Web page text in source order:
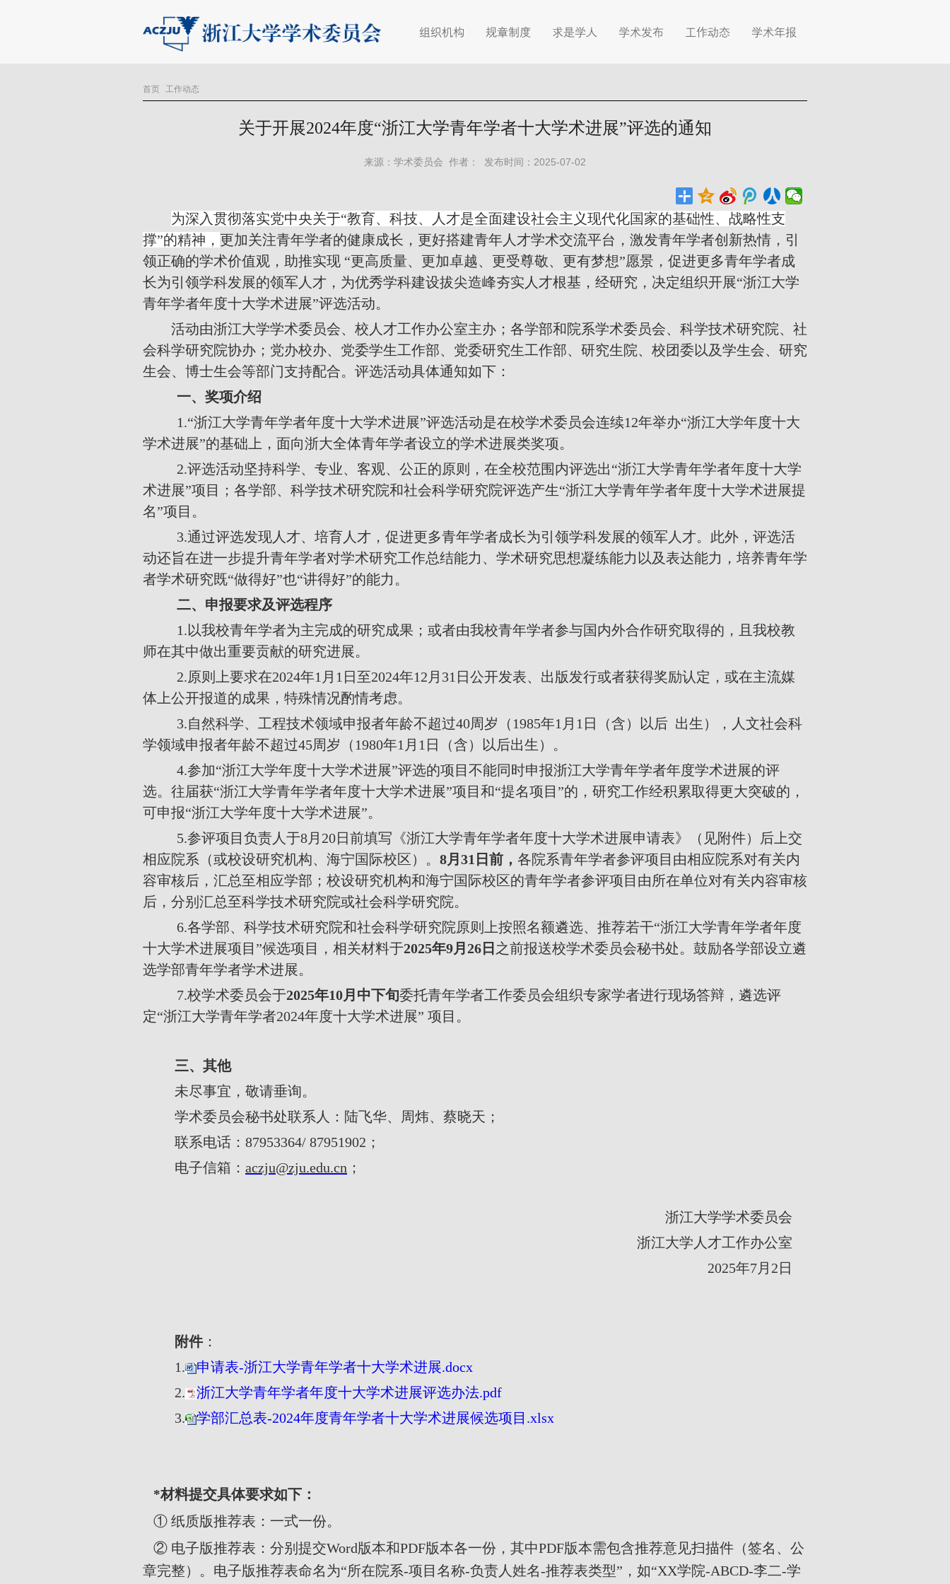
组织机构 规章制度 求是学人 学术发布 工作动态 学术年报
首页 工作动态
关于开展2024年度“浙江大学青年学者十大学术进展”评选的通知
来源：学术委员会 作者： 发布时间：2025-07-02
为深入贯彻落实党中央关于“教育、科技、人才是全面建设社会主义现代化国家的基础性、战略性支
撑”的精神， 更加关注青年学者的健康成长，更好搭建青年人才学术交流平台，激发青年学者创新热情，引
领正确的学术价值观，助推实现 “更高质量、更加卓越、更受尊敬、更有梦想”愿景，促进更多青年学者成
长为引领学科发展的领军人才，为优秀学科建设拔尖造峰夯实人才根基，经研究，决定组织开展“浙江大学
青年学者年度十大学术进展”评选活动。
活动由浙江大学学术委员会、校人才工作办公室主办；各学部和院系学术委员会、科学技术研究院、社
会科学研究院协办；党办校办、党委学生工作部、党委研究生工作部、研究生院、校团委以及学生会、研究
生会、博士生会等部门支持配合。评选活动具体通知如下：
一、奖项介绍
1.“浙江大学青年学者年度十大学术进展”评选活动是在校学术委员会连续12年举办“浙江大学年度十大
学术进展”的基础上，面向浙大全体青年学者设立的学术进展类奖项。
2.评选活动坚持科学、专业、客观、公正的原则，在全校范围内评选出“浙江大学青年学者年度十大学
术进展”项目；各学部、科学技术研究院和社会科学研究院评选产生“浙江大学青年学者年度十大学术进展提
名”项目。
3.通过评选发现人才、培育人才，促进更多青年学者成长为引领学科发展的领军人才。此外，评选活
动还旨在进一步提升青年学者对学术研究工作总结能力、学术研究思想凝练能力以及表达能力，培养青年学
者学术研究既“做得好”也“讲得好”的能力。
二、申报要求及评选程序
1.以我校青年学者为主完成的研究成果；或者由我校青年学者参与国内外合作研究取得的，且我校教
师在其中做出重要贡献的研究进展。
2.原则上要求在2024年1 月 1 日至2024年12 月 31 日公开发表、出版发行或者获得奖励认定，或在主流媒
体上公开报道的成果，特殊情况酌情考虑。
3.自然科学、工程技术领域申报者年龄不超过40周岁（ 1985年1 月 1 日（含）以后 出生），人文社会科
学领域申报者年龄不超过45周岁（ 1980年1 月 1 日（含）以后出生）。
4.参加“浙江大学年度十大学术进展”评选的项目不能同时申报浙江大学青年学者年度学术进展的评
选。往届获“浙江大学青年学者年度十大学术进展”项目和“提名项目 ”的，研究工作经积累取得更大突破的，
可申报“浙江大学年度十大学术进展”。
5.参评项目负责人于8月 20日前填写《浙江大学青年学者年度十大学术进展申请表》（见附件）后上交
相应院系（或校设研究机构、海宁国际校区）。 8月 31 日前， 各院系青年学者参评项目由相应院系对有关内
容审核后，汇总至相应学部；校设研究机构和海宁国际校区的青年学者参评项目由所在单位对有关内容审核
后，分别汇总至科学技术研究院或社会科学研究院。
6.各学部、科学技术研究院和社会科学研究院原则上按照名额遴选、推荐若干“浙江大学青年学者年度
十大学术进展项目”候选项目，相关材料于2025年9月 26 日 之前报送校学术委员会秘书处。鼓励各学部设立遴
选学部青年学者学术进展。
7.校学术委员会于2025年10月中下旬委托青年学者工作委员会组织专家学者进行现场答辩，遴选评
定“浙江大学青年学者2024年度十大学术进展” 项目。
三、其他
未尽事宜，敬请垂询。
学术委员会秘书处联系人：陆飞华、周炜、蔡晓天；
联系电话： 87953364/ 87951902 ；
电子信箱： aczju@zju.edu.cn ；
浙江大学学术委员会
浙江大学人才工作办公室
2025年7月2日
附件 ：
1.
申请表-浙江大学青年学者十大学术进展.docx
2.
浙江大学青年学者年度十大学术进展评选办法.pdf
3.
学部汇总表-2024年度青年学者十大学术进展候选项目.xlsx
*材料提交具体要求如下：
① 纸质版推荐表：一式一份。
② 电子版推荐表：分别提交Word版本和PDF版本各一份，其中PDF版本需包含推荐意见扫描件（签名、公
章完整）。电子版推荐表命名为“所在院系-项目名称-负责人姓名-推荐表类型”，如“XX学院-ABCD-李二-学